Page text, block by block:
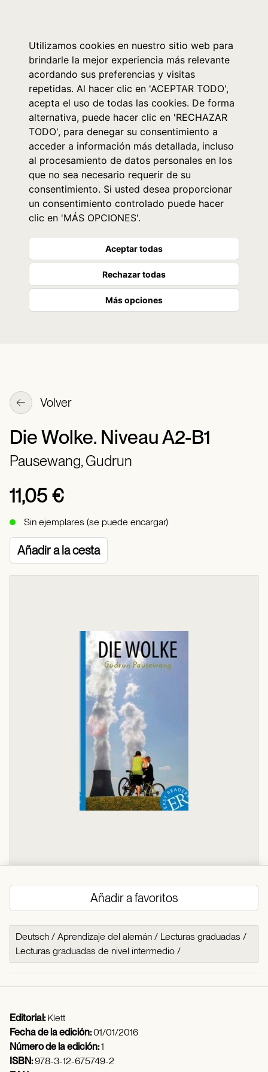
Utilizamos cookies en nuestro sitio web para
brindarle la mejor experiencia más relevante
acordando sus preferencias y visitas
repetidas. Al hacer clic en 'ACEPTAR TODO',
acepta el uso de todas las cookies. De forma
alternativa, puede hacer clic en 'RECHAZAR
TODO', para denegar su consentimiento a
acceder a información más detallada, incluso
al procesamiento de datos personales en los
que no sea necesario requerir de su
consentimiento. Si usted desea proporcionar
un consentimiento controlado puede hacer
clic en 'MÁS OPCIONES'.
Aceptar todas
Rechazar todas
Más opciones
Volver
Die Wolke. Niveau A2-B1
Pausewang, Gudrun
11,05 €
Sin ejemplares (se puede encargar)
Añadir a la cesta
Añadir a favoritos
Deutsch / Aprendizaje del alemán / Lecturas graduadas /
Lecturas graduadas de nivel intermedio /
Editorial:Klett
Fecha de la edición:01/01/2016
Número de la edición:1
ISBN:978-3-12-675749-2